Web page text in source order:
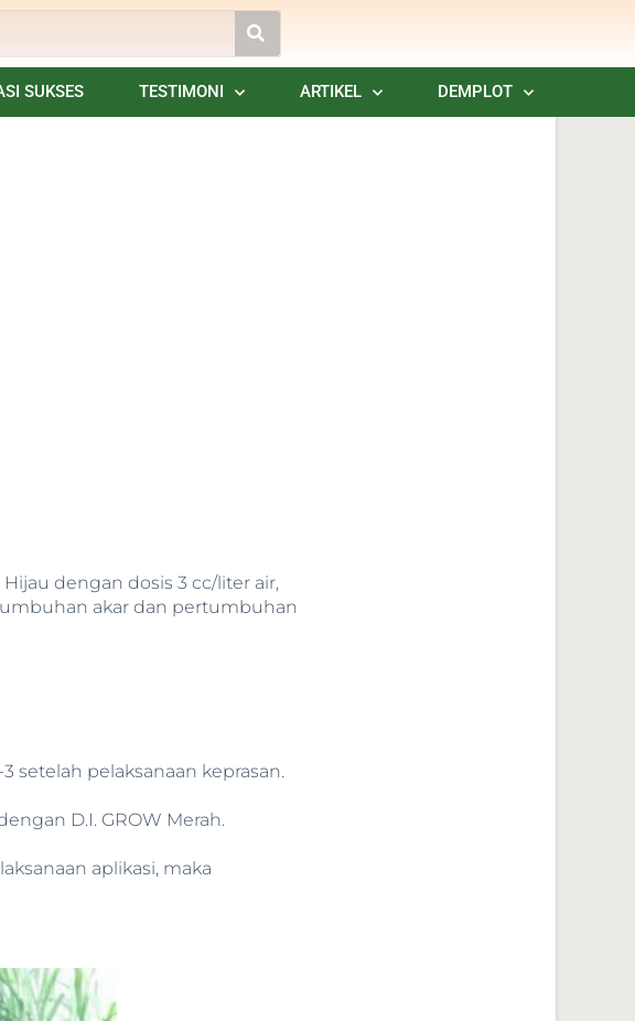
SUKSES TESTIMONI ARTIKEL DEMPLOT
dengan dosis 3 cc/liter air,
akar dan pertumbuhan
setelah pelaksanaan keprasan.
D.I. GROW Merah.
aplikasi, maka